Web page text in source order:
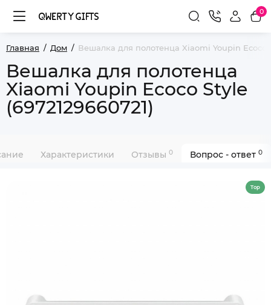
0
Главная Дом Вешалка для полотенца Xiaomi Youpin Ecoco
Вешалка для полотенца
Xiaomi Youpin Ecoco Style
(6972129660721)
Характеристики Отзывы 0 Вопрос - ответ 0
Top